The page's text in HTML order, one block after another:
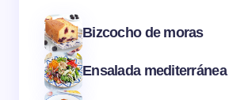
Bizcocho de moras
Ensalada mediterránea